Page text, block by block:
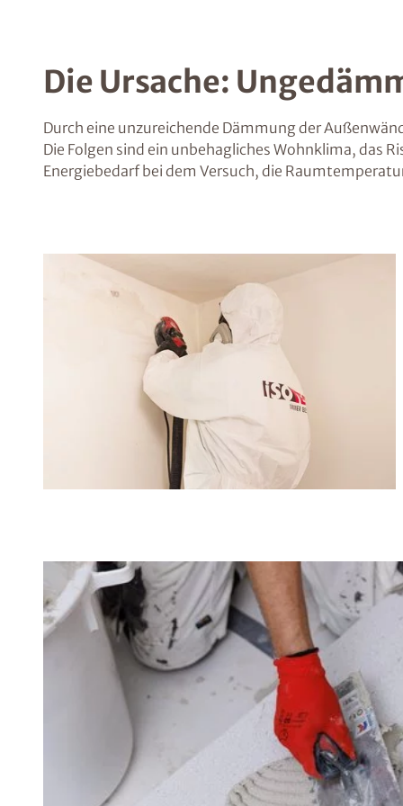
Die Ursache:
Durch eine unzureichende Dämmung der
Die Folgen sind ein unbehagliches Wohnklima, das
Energiebedarf bei dem Versuch, die